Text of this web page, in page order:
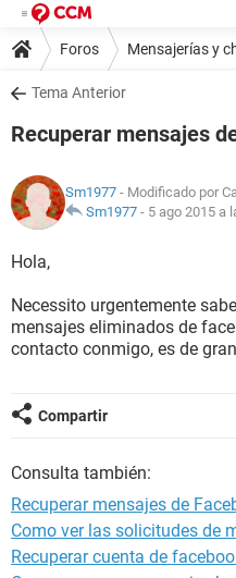
Foros Mensajerías y
Tema Anterior
Recuperar mensajes
Sm1977 - Modificado por
Sm1977 - 5 ago 2015 a
Hola,
Necessito urgentemente
mensajes eliminados de
contacto conmigo, es de
Compartir
Consulta también:
Recuperar mensajes de
Como ver las solicitudes de
Recuperar cuenta de